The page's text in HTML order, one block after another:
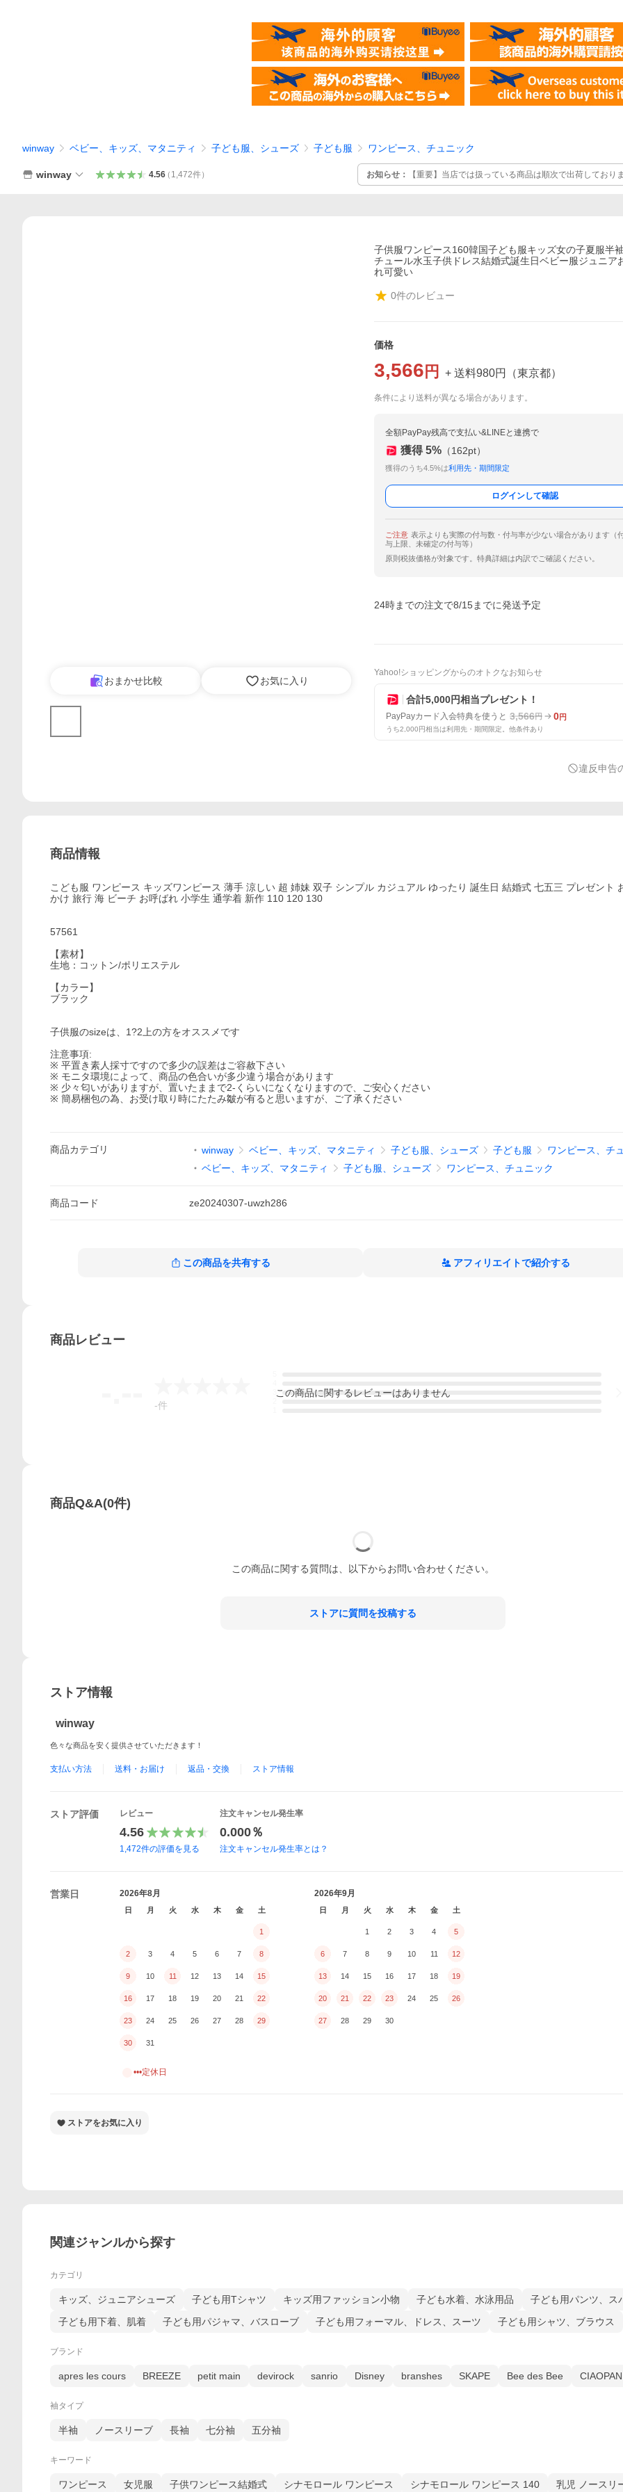
winway ベビー、キッズ、マタニティ 子ども服、シューズ 子ども服 ワンピース、チュニック
winway 4.56（ 1,472件） お知らせ：
【重要】当店では扱っている商品は順次で出荷しており
ジの方は最短の配達時間で、商品によっては遅くなる恐れもあり、
おまかせ比較 お気に入り
子供服ワンピース160韓国子ども服キッズ女の子夏服半
チュール水玉子供ドレス結婚式誕生日ベビー服ジュニア
れ可愛い
0件のレビュー
価格
3,566 円 + 送料980円 （東京都）
条件により送料が異なる場合があります。
全額PayPay残高で支払い&LINEと連携で
獲得 5% （162pt）
獲得のうち4.5%は利用先・期間限定
ログインして確認
ご注意 表示よりも実際の付与数・付与率が少ない場合があります（
与上限、未確定の付与等）
原則税抜価格が対象です。特典詳細は内訳でご確認ください。
24時までの注文で8/15までに発送予定
Yahoo!ショッピングからのオトクなお知らせ
合計5,000円相当プレゼント！
PayPayカード入会特典を使うと 3,566円 0円
うち2,000円相当は利用先・期間限定。他条件あり
違反申告
商品情報
こども服 ワンピース キッズワンピース 薄手 涼しい 超 姉妹 双子 シンプル カジュアル ゆったり 誕生日 結婚式 七五三 プレゼント
かけ 旅行 海 ビーチ お呼ばれ 小学生 通学着 新作 110 120 130
57561
【素材】
生地：コットン/ポリエステル
【カラー】
ブラック
子供服のsizeは、1?2上の方をオススメです
注意事項:
※ 平置き素人採寸ですので多少の誤差はご容赦下さい
※ モニタ環境によって、商品の色合いが多少違う場合があります
※ 少々匂いがありますが、置いたままで2-くらいになくなりますので、ご安心ください
※ 簡易梱包の為、お受け取り時にたたみ皺が有ると思いますが、ご了承ください
商品カテゴリ winway ベビー、キッズ、マタニティ 子ども服、シューズ 子ども服
ワンピース、チ
ベビー、キッズ、マタニティ
子ども服、シューズ ワンピース、チュニック
商品コード ze20240307-uwzh286
この商品を共有する アフィリエイトで紹介する
商品レビュー
-件
この商品に関するレビューはありません
商品Q&A(0件)
この商品に関する質問は、以下からお問い合わせください。
ストアに質問を投稿する
ストア情報
winway
色々な商品を安く提供させていただきます！
支払い方法 送料・お届け 返品・交換 ストア情報
ストア評価 レビュー
4.56
1,472件の評価を見る
注文キャンセル発生率
0.000％
注文キャンセル発生率とは？
営業日 2026年8月
日 月 火 水 木 金 土
1
2 3 4 5 6 7 8
9 10 11 12 13 14 15
16 17 18 19 20 21 22
23 24 25 26 27 28 29
30 31
2026年9月
日 月 火 水 木 金 土
1 2 3 4 5
6 7 8 9 10 11 12
13 14 15 16 17 18 19
20 21 22 23 24 25 26
27 28 29 30
•••定休日
ストアをお気に入り
関連ジャンルから探す
カテゴリ
キッズ、ジュニアシューズ 子ども用Tシャツ キッズ用ファッション小物 子ども水着、水泳用品
子ども用パンツ、ス
子ども用下着、肌着
子ども用パジャマ、バスローブ 子ども用フォーマル、ドレス、スーツ 子ども用シャツ、ブラウス
ブランド
apres les cours BREEZE petit main devirock sanrio Disney branshes SKAPE Bee des Bee
袖タイプ
半袖 ノースリーブ 長袖 七分袖 五分袖
キーワード
ワンピース 女児服 子供ワンピース結婚式 シナモロール ワンピース シナモロール ワンピース 140 乳児 ノースリ